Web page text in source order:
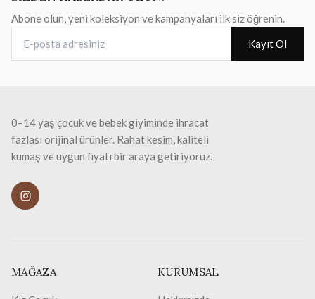
Abone olun, yeni koleksiyon ve kampanyaları ilk siz öğrenin.
Kayıt Ol
0–14 yaş çocuk ve bebek giyiminde ihracat
fazlası orijinal ürünler. Rahat kesim, kaliteli
kumaş ve uygun fiyatı bir araya getiriyoruz.
MAĞAZA KURUMSAL